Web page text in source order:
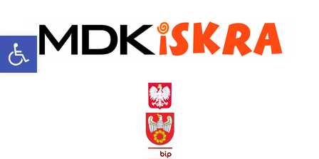
Open toolbar